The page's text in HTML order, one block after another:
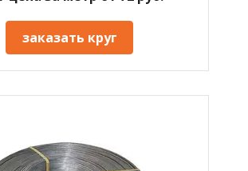
заказать круг